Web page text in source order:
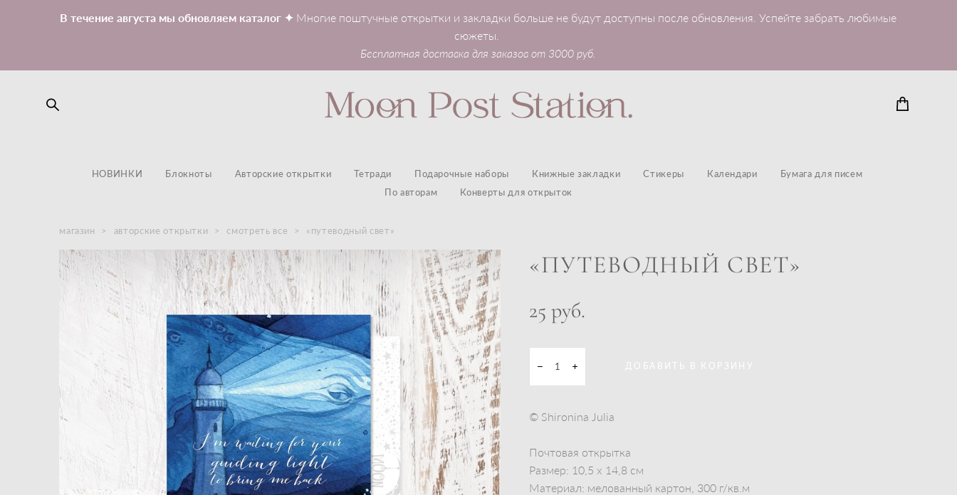
В течение августа мы обновляем каталог ✦ Многие поштучные открытки и закладки больше не будут доступны после обновления. Успейте забрать любимые
сюжеты.
Бесплатная доставка для заказов от 3000 руб.
НОВИНКИ Блокноты Авторские открытки Тетради Подарочные наборы Книжные закладки Стикеры Календари
Бумага для писем
По авторам
Конверты для открыток
магазин > авторские открытки > смотреть все > «путеводный свет»
«ПУТЕВОДНЫЙ СВЕТ»
25 pуб.
ДОБАВИТЬ В КОРЗИНУ
© Shironina Julia
Почтовая открытка
Размер: 10,5 x 14,8 см
Материал: мелованный картон, 300 г/кв.м